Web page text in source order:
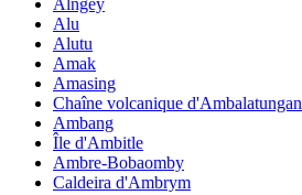
Alu
Alutu
Amak
Amasing
Chaîne volcanique d'Ambalatungan
Ambang
Île d'Ambitle
Ambre-Bobaomby
Caldeira d'Ambrym